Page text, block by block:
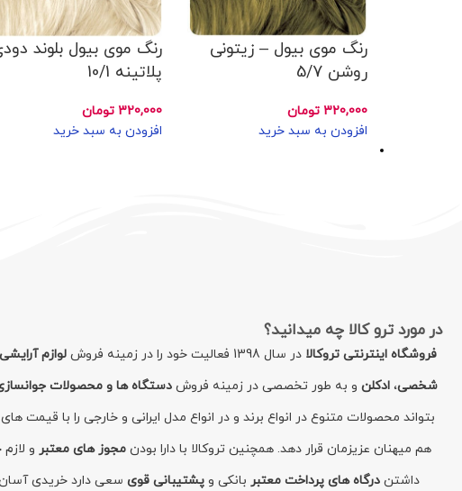
رنگ موی بیول – زیتونی
روشن 5/7
320,000 تومان
افزودن به سبد خرید
رنگ موی بیول بلوند
پلاتینه 10/1
320,000 تومان
افزودن به سبد خرید
در مورد ترو کالا چه میدانید؟
فروشگاه اینترنتی تروکالا در سال 1398 فعالیت خود را در زمینه فروش لوازم آرایشی
شخصی، ادکلنو به طور تخصصی در زمینه فروش دستگاه ها و محصولات
بتواند محصولات متنوع در انواع برند و در انواع مدل ایرانی و خارجی را با قیمت
هم میهنان عزیزمان قرار دهد. همچنین تروکالا با دارا بودن مجوز های معتبرو
داشتندرگاه های پرداخت معتبر بانکی وپشتیبانی قوی سعی دارد خریدی آسان